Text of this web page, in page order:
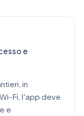
e
in
Fi, l'app deve
e